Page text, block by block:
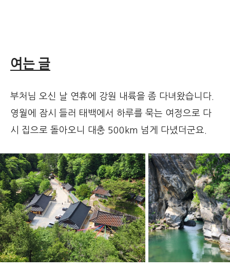
여는 글
부처님 오신 날 연휴에 강원 내륙을 좀 다녀왔습니다.
영월에 잠시 들러 태백에서 하루를 묵는 여정으로 다
시 집으로 돌아오니 대충 500km 넘게 다녔더군요.